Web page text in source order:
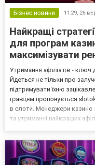
Бізнес новини 11:29, 26
Найкращі
для програм
максимізувати
Утримання афіліатів - ключ
Йдеться не тільки про
підтримувати їхню
гравцям пропонується
в слоти. Менеджери казино
та утриманні найкращих